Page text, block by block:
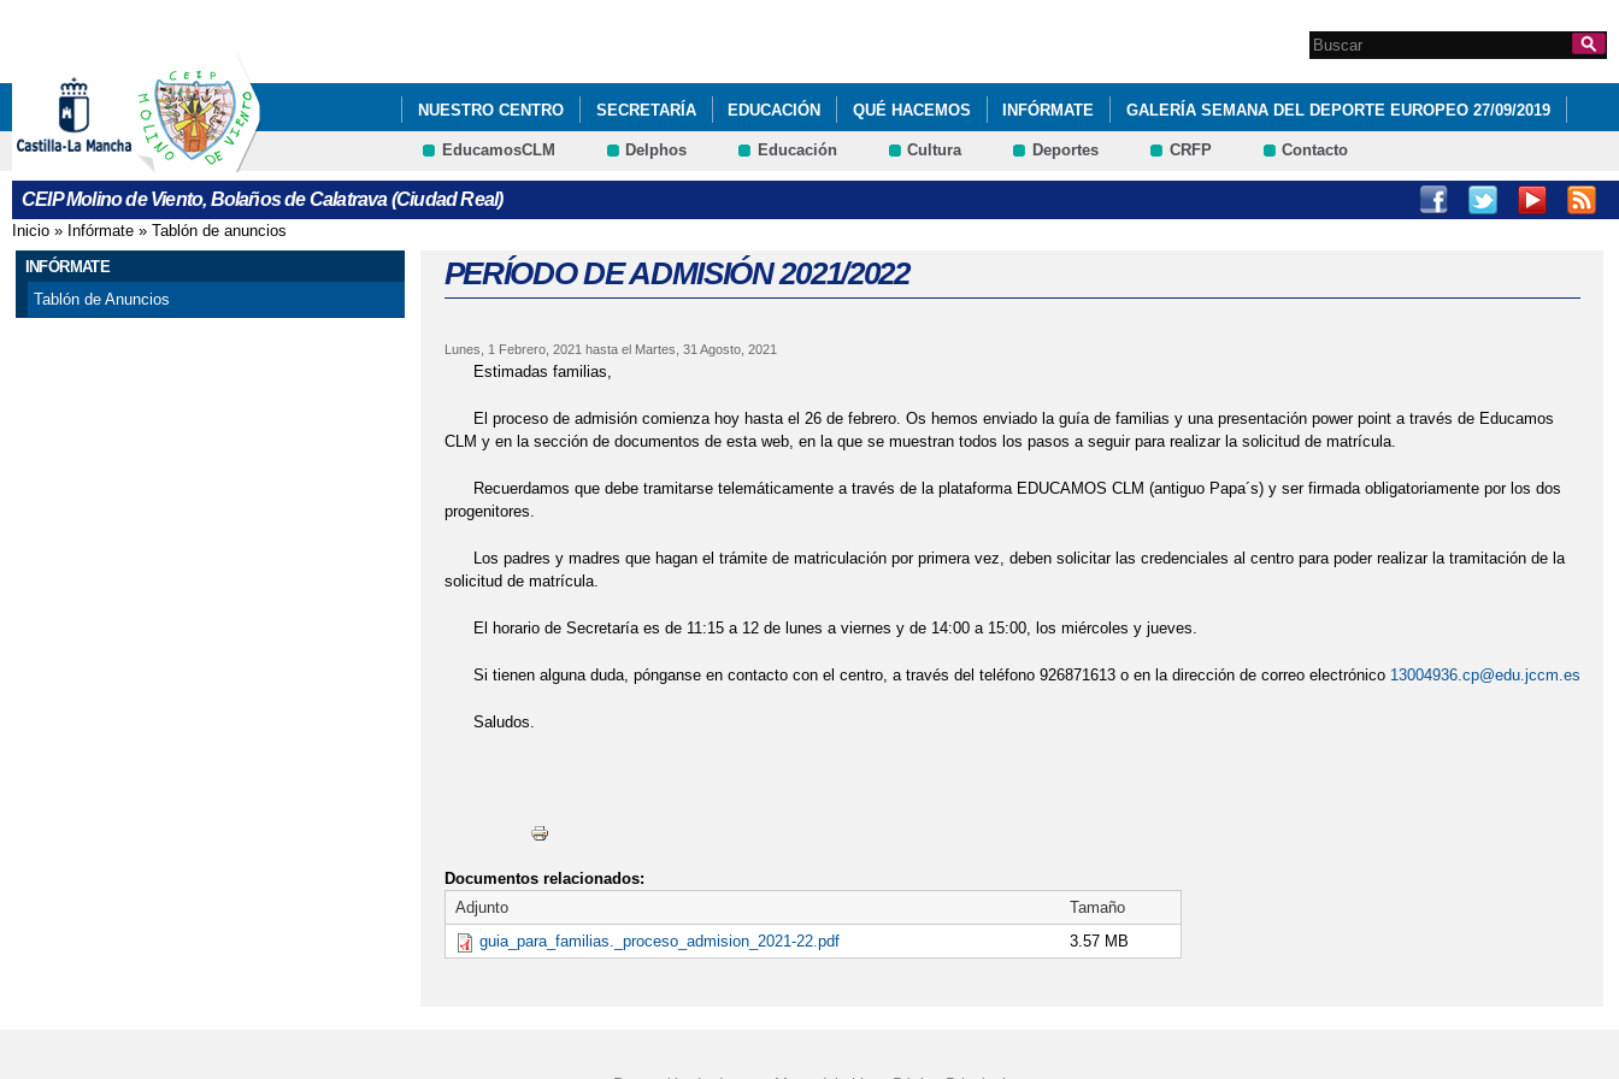
Formulario de
búsqueda
Search this site
NUESTRO CENTRO SECRETARÍA EDUCACIÓN QUÉ HACEMOS INFÓRMATE GALERÍA SEMANA DEL DEPORTE EUROPEO 27/09/2019
PROGRAMACIÓN GENERAL ANUAL (PGA) JYFT
EducamosCLM Delphos Educación Cultura Deportes CRFP Contacto
CEIP Molino de Viento, Bolaños de Calatrava (Ciudad Real)
Se encuentra usted aquí
Inicio » Infórmate » Tablón de anuncios
INFÓRMATE
Tablón de Anuncios
PERÍODO DE ADMISIÓN 2021/2022
Lunes, 1 Febrero, 2021 hasta el Martes, 31 Agosto, 2021
Estimadas familias,
El proceso de admisión comienza hoy hasta el 26 de febrero. Os hemos enviado la guía de familias y una presentación power point a través de Educamos
CLM y en la sección de documentos de esta web, en la que se muestran todos los pasos a seguir para realizar la solicitud de matrícula.
Recuerdamos que debe tramitarse telemáticamente a través de la plataforma EDUCAMOS CLM (antiguo Papa´s) y ser firmada obligatoriamente por los dos
progenitores.
Los padres y madres que hagan el trámite de matriculación por primera vez, deben solicitar las credenciales al centro para poder realizar la tramitación de la
solicitud de matrícula.
El horario de Secretaría es de 11:15 a 12 de lunes a viernes y de 14:00 a 15:00, los miércoles y jueves.
Si tienen alguna duda, pónganse en contacto con el centro, a través del teléfono 926871613 o en la dirección de correo electrónico 13004936.cp@edu.jccm.es
Saludos.
Documentos relacionados:
Adjunto
Tamaño
guia_para_familias._proceso_admision_2021-22.pdf
3.57 MB